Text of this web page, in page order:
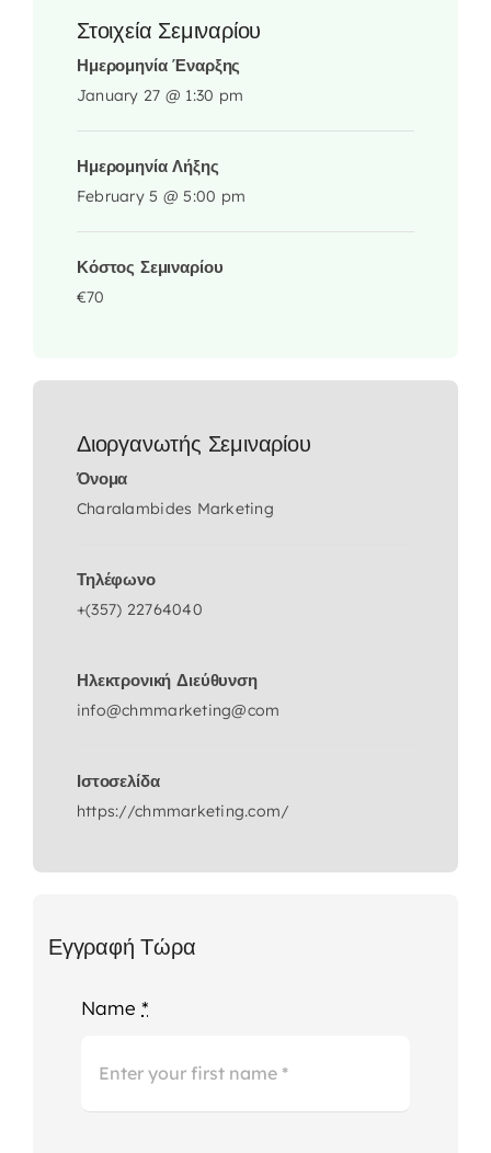
Στοιχεία Σεμιναρίου
Ημερομηνία Έναρξης
January 27 @ 1:30 pm
Ημερομηνία Λήξης
February 5 @ 5:00 pm
Κόστος Σεμιναρίου
€70
Διοργανωτής Σεμιναρίου
Όνομα
Charalambides Marketing
Τηλέφωνο
+(357) 22764040
Ηλεκτρονική Διεύθυνση
info@chmmarketing@com
Ιστοσελίδα
https://chmmarketing.com/
Εγγραφή Τώρα
Name*